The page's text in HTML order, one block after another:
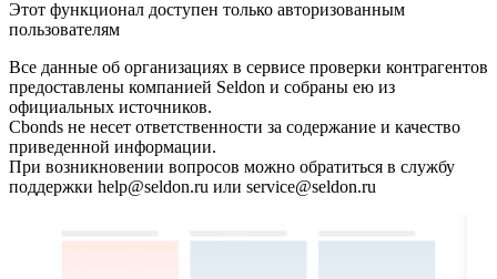
Проверка контрагента
Этот функционал доступен только авторизованным
пользователям
Все данные об организациях в сервисе проверки контрагентов
предоставлены компанией Seldon и собраны ею из
официальных источников.
При возникновении вопросов можно обратиться в службу